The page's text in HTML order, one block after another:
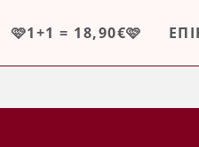
🩷1+1 = 18,90€🩷